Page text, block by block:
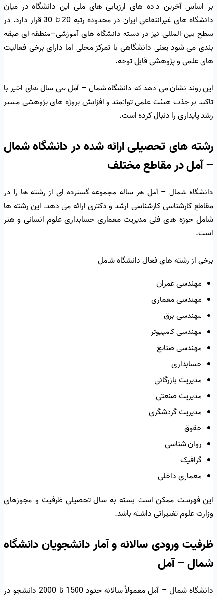
بر اساس آخرین داده های ارزیابی های ملی این دانشگاه در میان
دانشگاه های غیرانتفاعی ایران در محدوده رتبه 20 تا 30 قرار دارد. در
سطح بین المللی نیز در دسته دانشگاه های آموزشی–منطقه ای طبقه
بندی می شود یعنی دانشگاهی با تمرکز محلی اما دارای برخی فعالیت
های علمی و پژوهشی قابل توجه.
این روند نشان می دهد که دانشگاه شمال – آمل طی سال های اخیر با
تاکید بر جذب هیئت علمی توانمند و افزایش پروژه های پژوهشی مسیر
رشد پایداری را دنبال کرده است.
رشته های تحصیلی ارائه شده در دانشگاه شمال
– آمل در مقاطع مختلف
دانشگاه شمال – آمل هر ساله مجموعه گسترده ای از رشته ها را در
مقاطع کارشناسی کارشناسی ارشد و دکتری ارائه می دهد. این رشته ها
شامل حوزه های فنی مدیریت معماری حسابداری علوم انسانی و هنر
است.
برخی از رشته های فعال دانشگاه شامل
مهندسی عمران
مهندسی معماری
مهندسی برق
مهندسی کامپیوتر
مهندسی صنایع
حسابداری
مدیریت بازرگانی
مدیریت صنعتی
مدیریت گردشگری
حقوق
روان شناسی
گرافیک
معماری داخلی
این فهرست ممکن است بسته به سال تحصیلی ظرفیت و مجوزهای
وزارت علوم تغییراتی داشته باشد.
ظرفیت ورودی سالانه و آمار دانشجویان دانشگاه
شمال – آمل
دانشگاه شمال – آمل معمولاً سالانه حدود 1500 تا 2000 دانشجو در